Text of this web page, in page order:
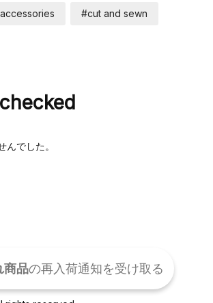
#cut and sewn
んでした。
商品の再入荷通知を受け取る